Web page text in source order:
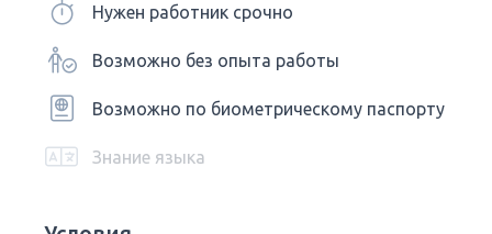
Нужен работник срочно
Возможно без опыта работы
Возможно по биометрическому паспорту
Знание языка